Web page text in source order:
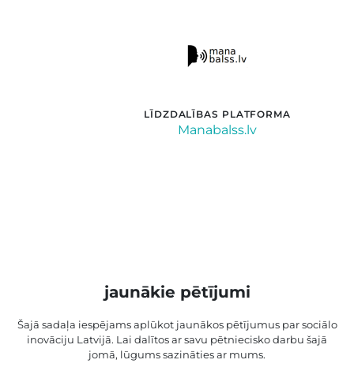
LĪDZDALĪBAS PLATFORMA
Manabalss.lv
jaunākie pētījumi
Šajā sadaļa iespējams aplūkot jaunākos pētījumus par sociālo
inovāciju Latvijā. Lai dalītos ar savu pētniecisko darbu šajā
jomā, lūgums sazināties ar mums.